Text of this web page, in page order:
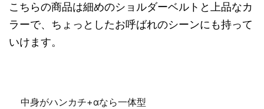
こちらの商品は細めのショルダーベルトと上品なカ
ラーで、ちょっとしたお呼ばれのシーンにも持って
いけます。
中身がハンカチ+αなら一体型